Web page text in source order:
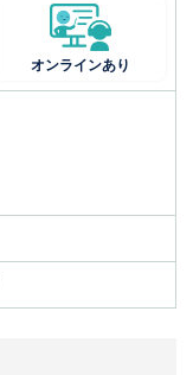
オンラインあり